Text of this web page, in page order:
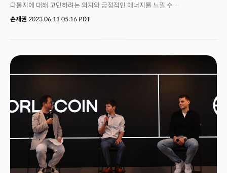
performing AI could pose existential threats to humans.Indeed, it is
expected that humans will experience job losses as AI technology
globally could be computerized, affecting approximately 300 million
they could mitigate such threats with cryptocurrency and blockchain.
They hope to utilize iris scanning technology to distinguish humans
from AI as a form of 'proof of personhood' and store such data on a
blockchain system to enable safe and transparent transactions.In
May, it was reported that the Worldcoin project was close to finalizing
an investment deal to raise $100 million in funding, with a corporate
value of $3 billion. Last year, they successfully completed the Series A
round led by investment firm a16z. Among Worldcoin's investors are
Khosla Ventures, Coinbase Ventures, Digital Currency Group, and
다룰지에 대해 고민하려는 의지와 긍정적인 에너지를 느낄 수
있었다”더밀크는 지난 10일 서울 강남구 해시드 라운지에서 열린 '월드코인
알트만과 오픈AI의 '월드투어' 이벤트 중 월드코인 밋업이 개최된 것은 한국이
처음이었다. 샘 알트만은 오픈AI 를 창업한 후 그가 생각하는 인공지능의
문제를 해결하기 위해 몇몇 스타트업을 공동 창업하거나 투자를 했다.
월드코인은 그 중 하나다. 홍채스캔 기술을 활용해 안전한 가상자산
월드코인을 만들겠다는 취지로 지난 2019년 설립됐다.샘 알트만과의 대담은
10일 오전 11시에 시작됐다. 샘 알트만은 11시 대담을 시작하기 직엔 베이징
AI 아카데미(Beijing Academy of Artificial Intelligence)에서 주최한
이벤트에서 기조연설을 화상으로 진행했다. 이후에 바로 대담을 시작했다.
시간을 쪼개서 오픈AI와 그의 비전과 생각을 알리고 전파하기에 바쁜 모습의
한 단면이었다.이번 샘 알트만과의 대담 사회를 맡고 준비하면서 샘 알트만과
직접 대화 하고 1박 2일간 이뤄진 그의 방한 마지막 일정을 함께할 수 있었다.
샘 알트만 CEO는 방한 첫날인 지난 9일 ,63스퀘어에서 열린 ’K-Startups
손재권 2023.06.11 05:16 PDT